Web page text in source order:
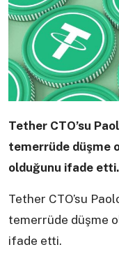
Tether CTO’su
temerrüde düşme
olduğunu ifade etti.
Tether CTO’su
temerrüde düşme
ifade etti.